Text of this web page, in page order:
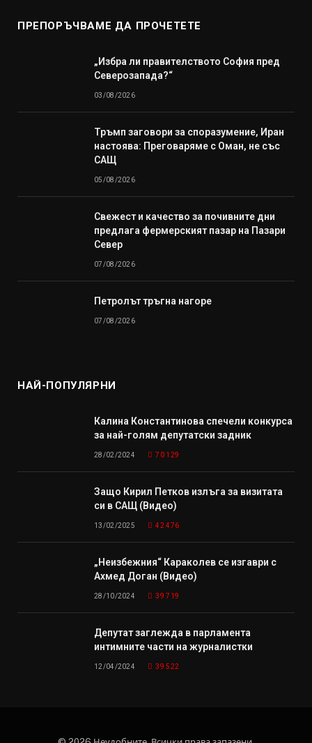
ПРЕПОРЪЧВАМЕ ДА ПРОЧЕТЕТЕ
„Избра ли правителството София пред
Северозапада?“
03/08/2026
Тръмп заговори за споразумение, Иран
настоява: Преговаряме с Оман, не със
САЩ
05/08/2026
Свежест и качество за почивните дни
предлага фермерският пазар на Пазари
Север
07/08/2026
Петролът тръгна нагоре
07/08/2026
НАЙ-ПОПУЛЯРНИ
Калина Константинова спечели конкурса
за най-голям депутатски задник
28/02/2024 70 129
Защо Кирил Петков излъга за визитата
си в САЩ (Видео)
13/02/2025 42 476
„Неизбежния“ Караколев се изгаври с
Ахмед Доган (Видео)
28/10/2024 39 719
Депутат заглежда в парламента
интимните части на журналистки
12/04/2024 39 522